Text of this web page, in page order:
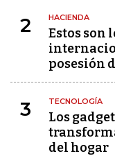
2 HACIENDA
Estos son
posesión
3 TECNOLOGÍA
Los
del hogar